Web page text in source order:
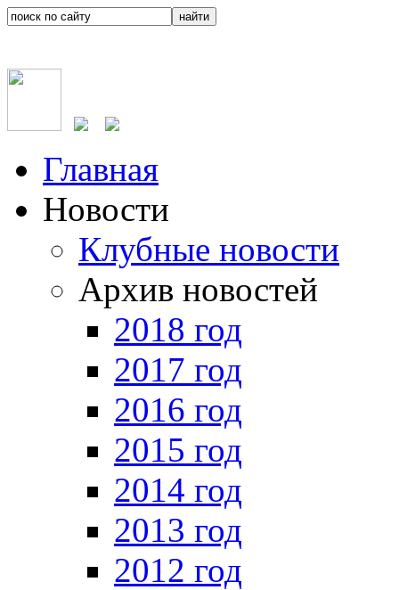
Главная
Новости
Клубные новости
Архив новостей
2018 год
2017 год
2016 год
2015 год
2014 год
2013 год
2012 год